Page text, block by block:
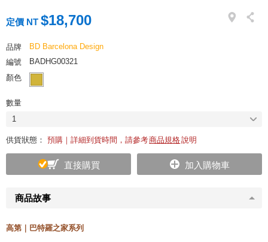
商品故事
高第｜巴特羅之家系列
定價 NT $18,700
品牌
BD Barcelona Design
編號
BADHG00321
顏色
數量
1
供貨狀態： 預購｜詳細到貨時間，請參考商品規格說明
直接購買 加入購物車